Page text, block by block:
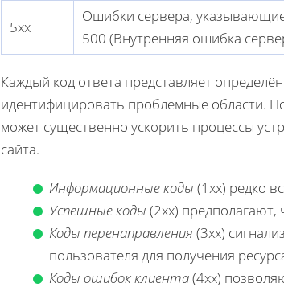
5xx
Ошибки сервера,
500 (Внутренняя ошибка
Каждый код ответа представляет
идентифицировать проблемные области.
может существенно ускорить процессы
сайта.
Информационные коды (1xx) редко
Успешные коды (2xx)
Коды перенаправления (3xx)
пользователя для получения
Коды ошибок клиента(4xx)